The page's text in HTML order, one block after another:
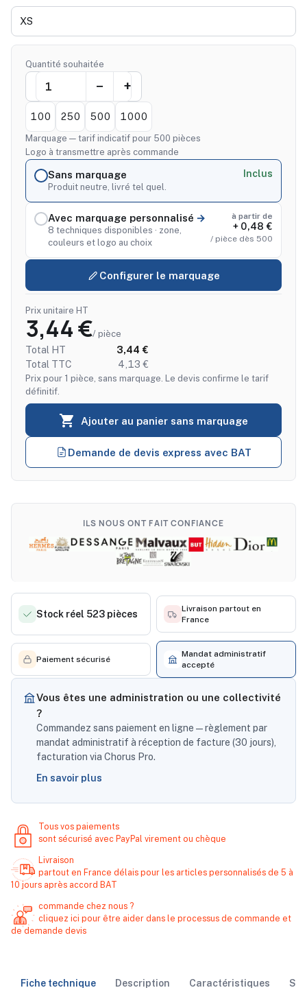
Quantité souhaitée
100 250 500 1000
Marquage — tarif indicatif pour 500 pièces
Logo à transmettre après commande
Sans marquage
Produit neutre, livré tel quel.
Inclus
Avec marquage personnalisé
8 techniques disponibles · zone,
couleurs et logo au choix
à partir de
+ 0,48 €
/ pièce dès 500
Configurer le marquage
Prix unitaire HT
3,44 €/ pièce
Total HT
3,44 €
Total TTC
4,13 €
Prix pour 1 pièce, sans marquage. Le devis confirme le tarif
définitif.
 Ajouter au panier sans marquage
Demande de devis express avec BAT
ILS NOUS ONT FAIT CONFIANCE
Stock réel 523 pièces
Livraison partout en
France
Paiement sécurisé
Mandat administratif
accepté
Vous êtes une administration ou une collectivité
?
Commandez sans paiement en ligne — règlement par
mandat administratif à réception de facture (30 jours),
facturation via Chorus Pro.
En savoir plus
Tous vos paiements
sont sécurisé avec PayPal virement ou chèque
Livraison
partout en France délais pour les articles personnalisés de 5 à
10 jours après accord BAT
commande chez nous ?
cliquez ici pour être aider dans le processus de commande et
de demande devis
Fiche technique Description Caractéristiques